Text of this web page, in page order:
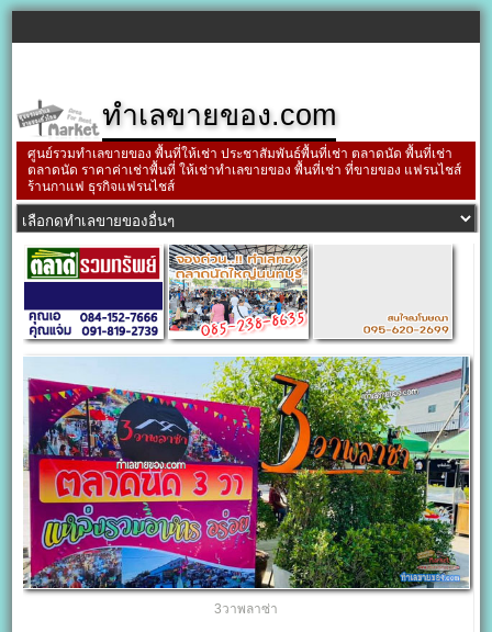
ทำเลขายของ.com
ศูนย์รวมทำเลขายของ พื้นที่ให้เช่า ประชาสัมพันธ์พื้นที่เช่า ตลาดนัด พื้นที่เช่า
ตลาดนัด ราคาค่าเช่าพื้นที่ ให้เช่าทำเลขายของ พื้นที่เช่า ที่ขายของ แฟรนไชส์
ร้านกาแฟ ธุรกิจแฟรนไชส์
3วาพลาซ่า